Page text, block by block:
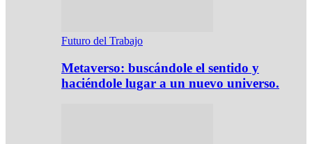
Futuro del Trabajo
Metaverso: buscándole el sentido y
haciéndole lugar a un nuevo universo.